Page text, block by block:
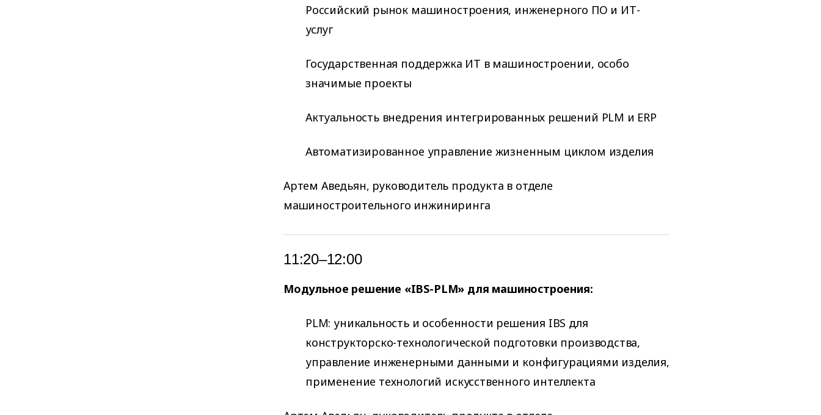
Российский рынок машиностроения, инженерного ПО и ИТ-
услуг
Государственная поддержка ИТ в машиностроении, особо
значимые проекты
Актуальность внедрения интегрированных решений PLM и ERP
Автоматизированное управление жизненным циклом изделия
Артем Аведьян, руководитель продукта в отделе
машиностроительного инжиниринга
11:20–12:00
Модульное решение «IBS-PLM» для машиностроения:
PLM: уникальность и особенности решения IBS для
конструкторско-технологической подготовки производства,
управление инженерными данными и конфигурациями изделия,
применение технологий искусственного интеллекта